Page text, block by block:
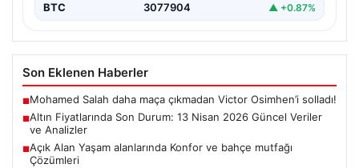
BTC 3077904 ▲ +0.87%
Son Eklenen Haberler
■Mohamed Salah daha maça çıkmadan Victor Osimhen’i solladı!
■Altın Fiyatlarında Son Durum: 13 Nisan 2026 Güncel Veriler
ve Analizler
■Açık Alan Yaşam alanlarında Konfor ve bahçe mutfağı
Çözümleri